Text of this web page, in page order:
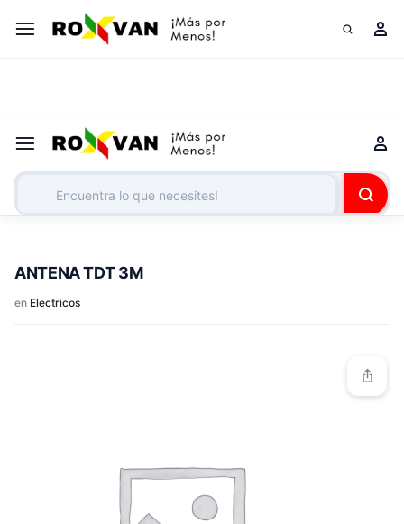
¡Somos tus grandes aliados corporativos! Cotiza tu
ANTENA TDT 3M
en Electricos